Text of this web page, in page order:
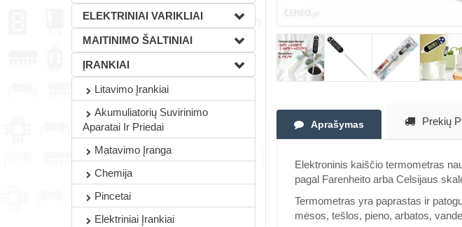
ELEKTRINIAI VARIKLIAI
MAITINIMO ŠALTINIAI
ĮRANKIAI
Litavimo Įrankiai
Akumuliatorių Suvirinimo
Aparatai Ir Priedai
Matavimo Įranga
Chemija
Pincetai
Elektriniai Įrankiai
Aprašymas Prekių
Elektroninis kaiščio termometras
pagal Farenheito arba Celsijaus
Termometras yra paprastas ir
mėsos, tešlos, pieno, arbatos,